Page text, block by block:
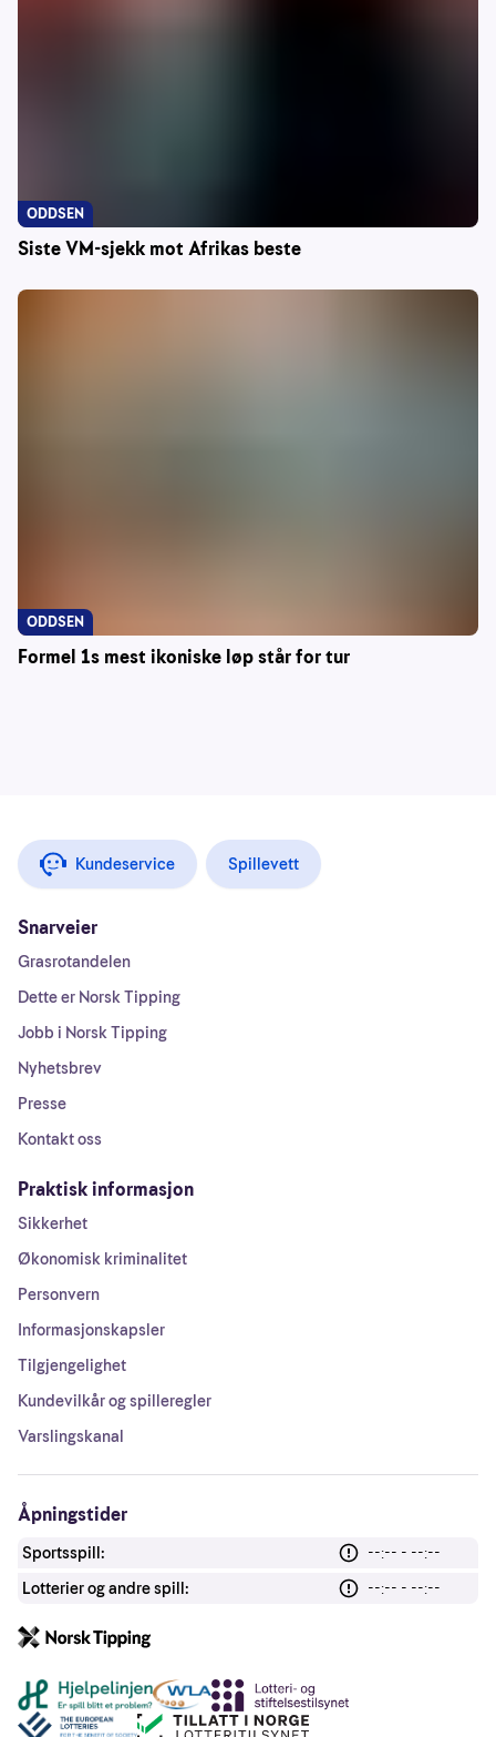
Siste VM-sjekk mot Afrikas beste
ODDSEN
Formel 1s mest ikoniske løp står for tur
ODDSEN
Kundeservice Spillevett
Snarveier
Grasrotandelen
Dette er Norsk Tipping
Jobb i Norsk Tipping
Nyhetsbrev
Presse
Kontakt oss
Praktisk informasjon
Sikkerhet
Økonomisk kriminalitet
Personvern
Informasjonskapsler
Tilgjengelighet
Kundevilkår og spilleregler
Varslingskanal
Åpningstider
Sportsspill:
--:-- - --:--
Lotterier og andre spill:
--:-- - --:--
Andre lenker